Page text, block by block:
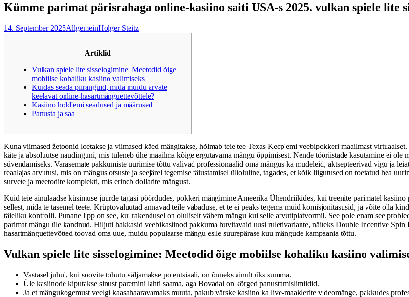
Kümme parimat pärisrahaga online-kasiino saiti USA-s 2025. vulkan spiele lite
14. September 2025AllgemeinHolger Steitz
Artiklid
Vulkan spiele lite sisselogimine: Meetodid õige
mobiilse kohaliku kasiino valimiseks
Kuidas seada piiranguid, mida muidu arvate
keelavat online-hasartmänguettevõttele?
Kasiino hold'emi seadused ja määrused
Panusta ja saa
Kuna viimased žetoonid loetakse ja viimased käed mängitakse, hõlmab teie tee Texas Keep'emi veebipokkeri maailmast
käte ja absoluutse naudinguni, mis tuleneb ühe maailma kõige ergutavama mängu õppimisest. Nende tööriistade kasutamine ei ole
süvendamiseks. Varasemate pakkumiste uurimise tõttu valivad professionaalid oma mängus ka mudeleid, aktsepteerivad vigu ja
reaalajas arvutusi, mis on mängus otsuste ja seejärel tegemise täiustamisel ülioluline, tagades, et kõik liigutused on toetatud hea
survete ja meetodite komplekti, mis erineb dollarite mängust.
Kuid teie ainulaadse küsimuse juurde tagasi pöördudes, pokkeri mängimine Ameerika Ühendriikides, kui treenite parimatel
sellest, mida te tasemel teete. Krüptovaluutad annavad teile vabaduse, et te ei peaks tegema muid komisjonitasusid, ja võite olla
täieliku kontrolli. Punane lipp on see, kui rakendusel on oluliselt vähem mängu kui selle arvutiplatvormil. See pole enam see
parimat mängu üle kandnud. Hiljuti hakkasid veebikasiinod pakkuma huvitavaid uusi ruletivariante, näiteks Double Incentive
hasartmänguettevõtted toovad oma uue, muidu populaarse mängu esile suurepärase kuu mängude kampaania tõttu.
Vulkan spiele lite sisselogimine: Meetodid õige mobiilse kohaliku kasiino
Vastasel juhul, kui soovite tohutu väljamakse potentsiaali, on õnneks ainult üks summa.
Üle kasiinode kiputakse sinust paremini lahti saama, aga Bovadal on kõrged panustamislimiidid.
Ja et mängukogemust veelgi kaasahaaravamaks muuta, pakub värske kasiino ka live-maaklerite videomänge, pakkudes